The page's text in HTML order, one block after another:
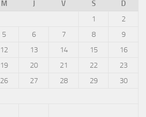
M J V S D
1
2
5 6 7 8
9
12 13 14 15
16
19 20 21 22
23
26 27 28 29
30